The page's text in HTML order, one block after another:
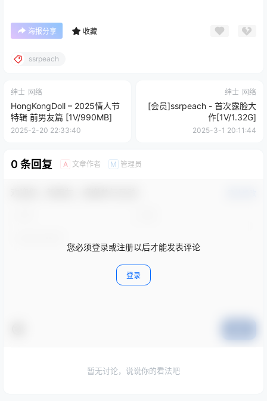
海报分享 收藏
ssrpeach
绅士 网络
HongKongDoll – 2025情人节
特辑 前男友篇 [1V/990MB]
2025-2-20 22:33:40
绅士 网络
[会员]ssrpeach - 首次露脸大
作[1V/1.32G]
2025-3-1 20:11:44
0 条回复 A 文章作者 M 管理员
您必须登录或注册以后才能发表评论
登录
暂无讨论，说说你的看法吧